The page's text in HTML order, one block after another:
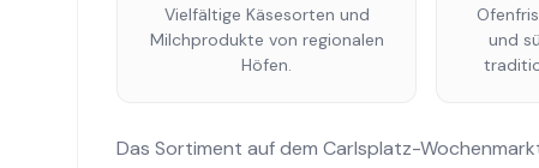
Vielfältige Käsesorten und
Milchprodukte von regionalen
Höfen.
und
Das Sortiment auf dem Carlsplatz-